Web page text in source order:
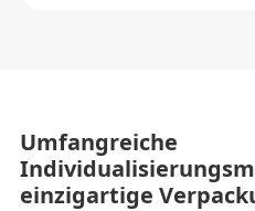
Umfangreiche
einzigartige